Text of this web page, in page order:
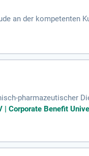
an der kompetenten
pharmazeutischer
Prozesse
| Corporate Benefit